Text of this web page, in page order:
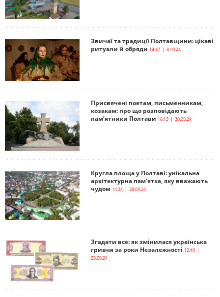
Звичаї та традиції Полтавщини: цікаві
ритуали й обряди 14:47 | 8.10.24
Присвячені поетам, письменникам,
козакам: про що розповідають
пам’ятники Полтави 16:13 | 30.09.24
Кругла площа у Полтаві: унікальна
архітектурна пам’ятка, яку вважають
чудом 14:34 | 28.09.24
Згадати все: як змінилася українська
гривня за роки Незалежності 12:40 |
23.08.24